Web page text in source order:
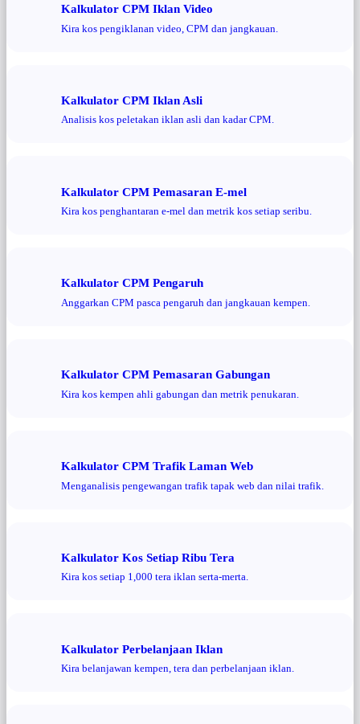
Kalkulator CPM Iklan Video
Kira kos pengiklanan video, CPM dan jangkauan.
Kalkulator CPM Iklan Asli
Analisis kos peletakan iklan asli dan kadar CPM.
Kalkulator CPM Pemasaran E-mel
Kira kos penghantaran e-mel dan metrik kos setiap seribu.
Kalkulator CPM Pengaruh
Anggarkan CPM pasca pengaruh dan jangkauan kempen.
Kalkulator CPM Pemasaran Gabungan
Kira kos kempen ahli gabungan dan metrik penukaran.
Kalkulator CPM Trafik Laman Web
Menganalisis pengewangan trafik tapak web dan nilai trafik.
Kalkulator Kos Setiap Ribu Tera
Kira kos setiap 1,000 tera iklan serta-merta.
Kalkulator Perbelanjaan Iklan
Kira belanjawan kempen, tera dan perbelanjaan iklan.